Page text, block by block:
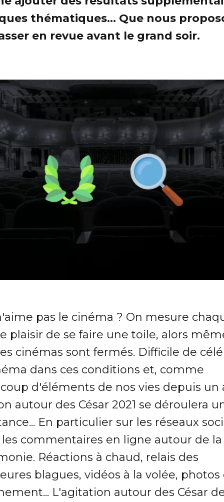
thématiques... Que nous
en revue avant le grand soir.
pas le cinéma ? On mesure
plaisir de se faire une toile, alors
cinémas sont fermés. Difficile de
dans ces conditions et, comme
d'éléments de nos vies depuis un
autour des César 2021 se déroulera
En particulier sur les réseaux
les commentaires en ligne autour de la
Réactions à chaud, relais des
blagues, vidéos à la volée, photos
L'agitation autour des César